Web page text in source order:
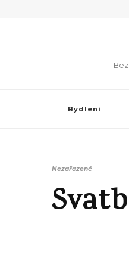
Bydlení
Nezařazené